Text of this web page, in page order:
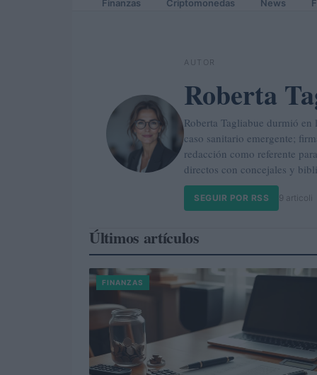
Finanzas Criptomonedas News
AUTOR
Roberta
Roberta Tagliabue durmió en
caso sanitario emergente;
redacción como referente
directos con concejales y
SEGUIR POR RSS 9 articoli
Últimos artículos
FINANZAS